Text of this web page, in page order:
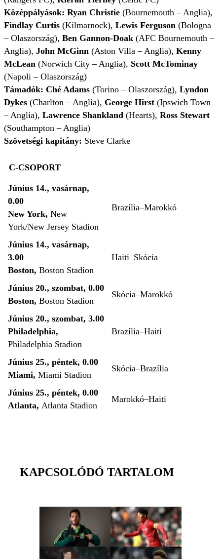
Középpályások: Ryan Christie (Bournemouth – Anglia),
Findlay Curtis (Kilmarnock), Lewis Ferguson (Bologna
– Olaszország), Ben Gannon-Doak (AFC Bournemouth –
Anglia), John McGinn (Aston Villa – Anglia), Kenny
McLean (Norwich City – Anglia), Scott McTominay
(Napoli – Olaszország)
Támadók: Ché Adams (Torino – Olaszország), Lyndon
Dykes (Charlton – Anglia), George Hirst (Ipswich Town
– Anglia), Lawrence Shankland (Hearts), Ross Stewart
(Southampton – Anglia)
Szövetségi kapitány: Steve Clarke
Június 14., vasárnap,
0.00
New York, New
York/New Jersey Stadion
Brazília–Marokkó
Június 14., vasárnap,
3.00
Boston, Boston Stadion
Haiti–Skócia
Június 20., szombat, 0.00
Boston, Boston Stadion
Skócia–Marokkó
Június 20., szombat, 3.00
Philadelphia,
Philadelphia Stadion
Brazília–Haiti
Június 25., péntek, 0.00
Miami, Miami Stadion
Skócia–Brazília
Június 25., péntek, 0.00
Atlanta, Atlanta Stadion
Marokkó–Haiti
C-CSOPORT
KAPCSOLÓDÓ TARTALOM